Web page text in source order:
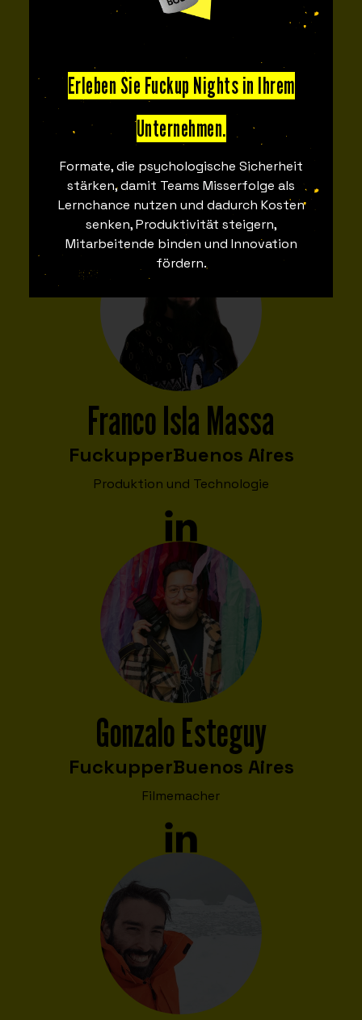
Erleben Sie Fuckup Nights in Ihrem
Unternehmen.
Formate, die psychologische Sicherheit
stärken, damit Teams Misserfolge als
Lernchance nutzen und dadurch Kosten
senken, Produktivität steigern,
Mitarbeitende binden und Innovation
fördern.
Juan Betancourt
FuckupperBuenos Aires
Produktion
Franco Isla Massa
FuckupperBuenos Aires
Produktion und Technologie
Gonzalo Esteguy
FuckupperBuenos Aires
Filmemacher